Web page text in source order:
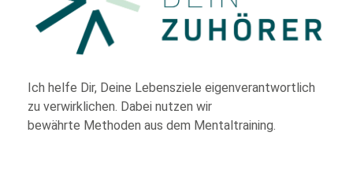
Ich helfe Dir, Deine Lebensziele eigenverantwortlich
zu verwirklichen. Dabei nutzen wir
bewährte Methoden aus dem Mentaltraining.